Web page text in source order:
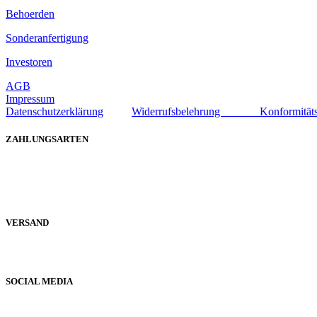
Behoerden
Sonderanfertigung
Investoren
AGB
Impressum
Datenschutzerklärung
Widerrufsbelehrung
ZAHLUNGSARTEN
VERSAND
SOCIAL MEDIA